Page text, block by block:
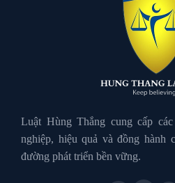
Luật Giao Thông
Luật Hành Chính
Luật Hôn Nhân Gia
Luật Hùng Thắng cung cấp
nghiệp, hiệu quả và đồng hành
đường phát triển bền vững.